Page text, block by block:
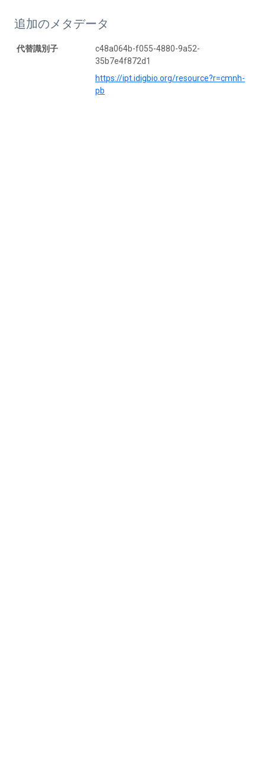
追加のメタデータ
代替識別子
c48a064b-f055-4880-9a52-
35b7e4f872d1
https://ipt.idigbio.org/resource?r=cmnh-
pb